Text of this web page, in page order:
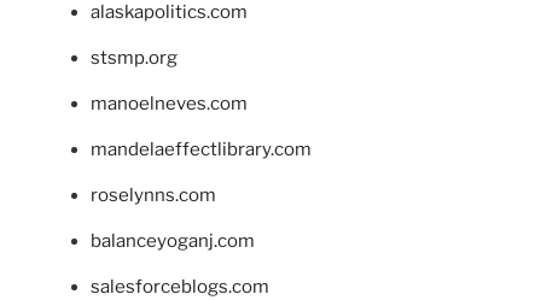
alaskapolitics.com
stsmp.org
manoelneves.com
mandelaeffectlibrary.com
roselynns.com
balanceyoganj.com
salesforceblogs.com